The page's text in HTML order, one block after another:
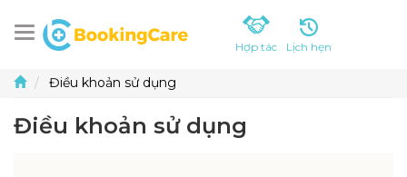
Hợp tác Lịch hẹn
Điều khoản sử dụng
Điều khoản sử dụng